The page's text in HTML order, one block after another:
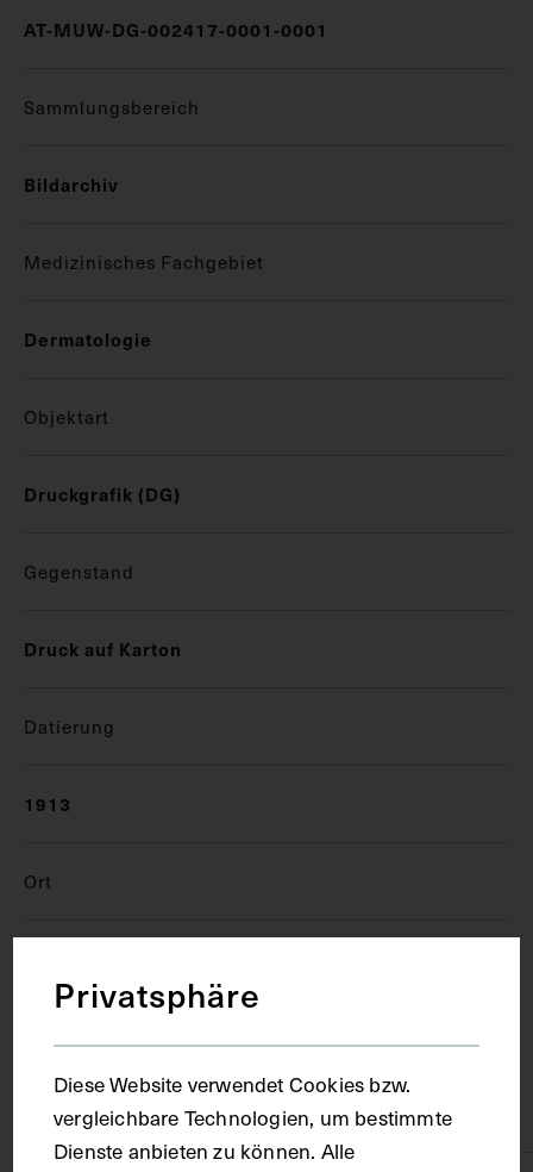
AT-MUW-DG-002417-0001-0001
Sammlungsbereich
Bildarchiv
Medizinisches Fachgebiet
Dermatologie
Objektart
Druckgrafik (DG)
Gegenstand
Druck auf Karton
Datierung
1913
Ort
Karton
Privatsphäre
Diese Website verwendet Cookies bzw.
vergleichbare Technologien, um bestimmte
Dienste anbieten zu können. Alle